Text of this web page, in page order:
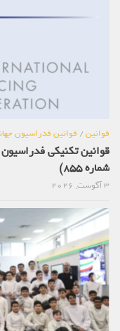
قوانین/قوانین فدراسیون جهانی
شماره 855)